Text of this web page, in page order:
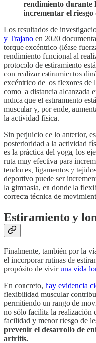
rendimiento durante
incrementar el riesgo
Los resultados de
y Trajano en 2020
torque excéntrico (léase
rendimiento funcional al
protocolo de estiramiento
con realizar estiramientos
excéntrico de los flexores de
como la distancia alcanzada
indica que el estiramiento
muscular y, por ende,
la actividad física.
Sin perjuicio de lo anterior,
posterioridad a la actividad
es la práctica del yoga, los
ruta muy efectiva para
tendones, ligamentos y
deportivo puede ser
la gimnasia, en donde la
correcta técnica de
Estiramiento y
Finalmente, también por la
el incorporar rutinas de
propósito de viviruna vida
En concreto, hay evidencia
flexibilidad muscular
permitiendo un rango de
no sólo facilita la realización
facilidad y menor riesgo de
prevenir el desarrollo de
artritis.